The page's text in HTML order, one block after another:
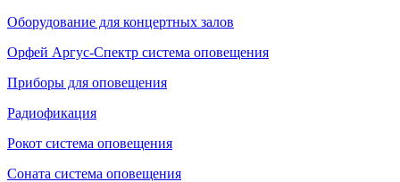
Оборудование для концертных залов
Орфей Аргус-Спектр система оповещения
Приборы для оповещения
Радиофикация
Рокот система оповещения
Соната система оповещения